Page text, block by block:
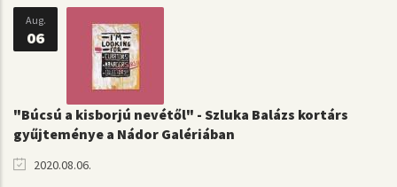
Aug.
06
"Búcsú a kisborjú nevétől" - Szluka Balázs kortárs
gyűjteménye a Nádor Galériában
2020.08.06.